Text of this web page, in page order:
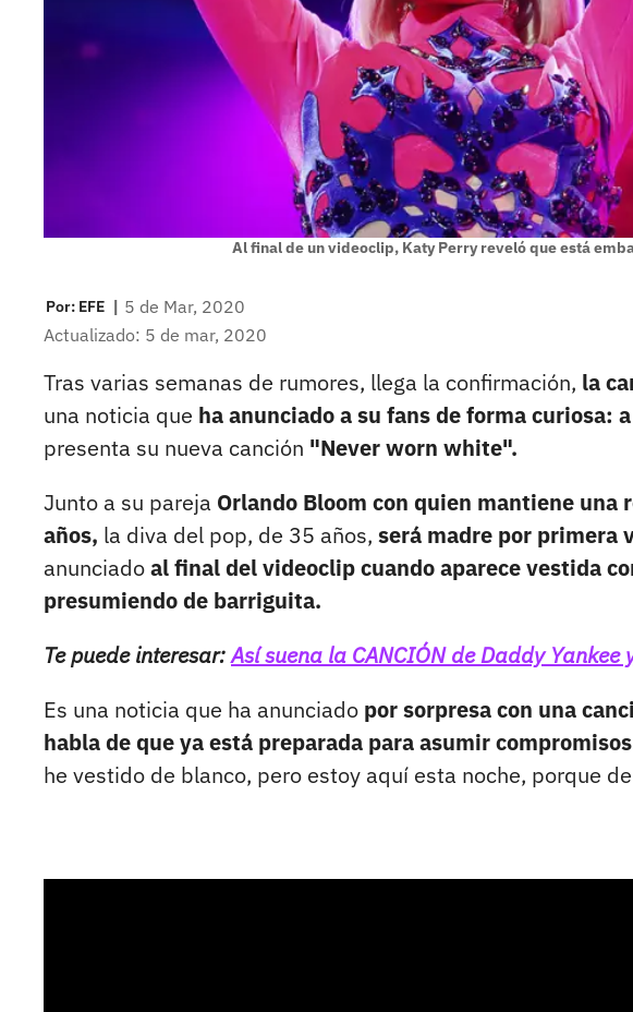
Al final de un videoclip, Katy Perry reveló que está
Por: EFE | 5 de Mar, 2020
Actualizado: 5 de mar, 2020
Tras varias semanas de rumores, llega la confirmación, la
una noticia que ha anunciado a su fans de forma curiosa:
presenta su nueva canción "Never worn white".
Junto a su pareja Orlando Bloom con quien mantiene
años, la diva del pop, de 35 años, será madre por primera
anunciadoal final del videoclip cuando aparece vestida
presumiendo de barriguita.
Te puede interesar:Así suena la CANCIÓN de Daddy Yankee
Es una noticia que ha anunciado por sorpresa con una
habla de que ya está preparada para asumir compromisos
he vestido de blanco, pero estoy aquí esta noche, porque